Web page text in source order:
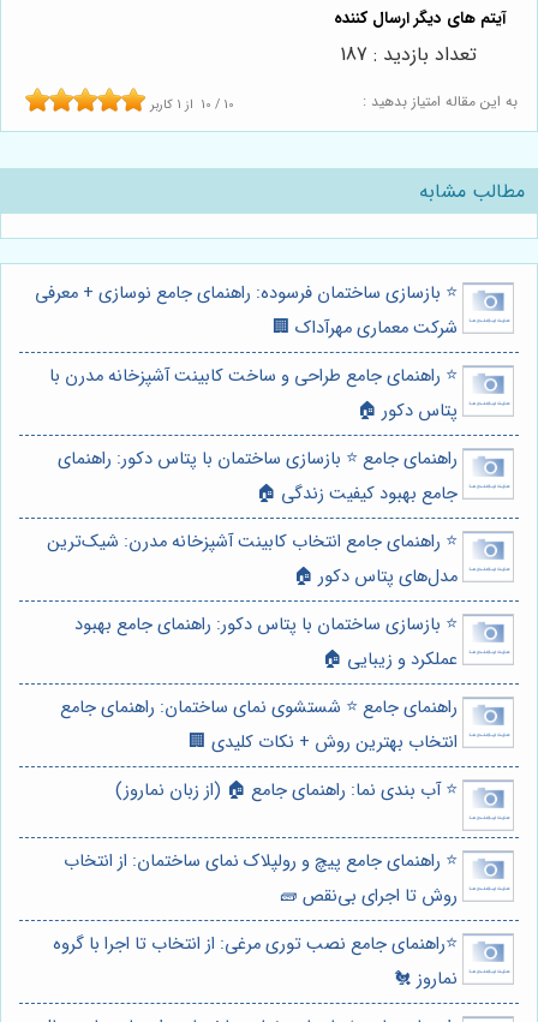
به این مقاله امتیاز بدهید : 10 / 10 از 1 کاربر
تعداد بازدید : 187
مطالب مشابه
⭐️ بازسازی ساختمان فرسوده: راهنمای جامع نوسازی + معرفی
شرکت معماری مهرآداک 🏢
⭐️ راهنمای جامع طراحی و ساخت کابینت آشپزخانه مدرن با
پتاس دکور 🏠
راهنمای جامع ⭐️ بازسازی ساختمان با پتاس دکور: راهنمای
جامع بهبود کیفیت زندگی 🏠
⭐️ راهنمای جامع انتخاب کابینت آشپزخانه مدرن: شیک‌ترین
مدل‌های پتاس دکور 🏠
⭐️ بازسازی ساختمان با پتاس دکور: راهنمای جامع بهبود
عملکرد و زیبایی 🏠
راهنمای جامع ⭐️ شستشوی نمای ساختمان: راهنمای جامع
انتخاب بهترین روش + نکات کلیدی 🏢
⭐️ آب بندی نما: راهنمای جامع 🏠 (از زبان نماروز)
⭐️ راهنمای جامع پیچ و رولپلاک نمای ساختمان: از انتخاب
روش تا اجرای بی‌نقص 🧱
⭐️راهنمای جامع نصب توری مرغی: از انتخاب تا اجرا با گروه
نماروز 🐔